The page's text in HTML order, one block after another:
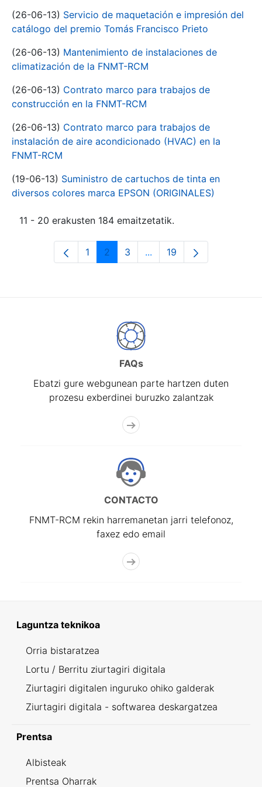
(26-06-13) Servicio de maquetación e impresión del
catálogo del premio Tomás Francisco Prieto
(26-06-13) Mantenimiento de instalaciones de
climatización de la FNMT-RCM
(26-06-13) Contrato marco para trabajos de
construcción en la FNMT-RCM
(26-06-13) Contrato marco para trabajos de
instalación de aire acondicionado (HVAC) en la
FNMT-RCM
(19-06-13) Suministro de cartuchos de tinta en
diversos colores marca EPSON (ORIGINALES)
11 - 20 erakusten 184 emaitzetatik.
Orrialdea
1 Orrialdea
2 Orrialdea
3 ...Intermediate Pages Use
Orrialdea
19
FAQs
Ebatzi gure webgunean parte hartzen duten
prozesu exberdinei buruzko zalantzak
CONTACTO
FNMT-RCM rekin harremanetan jarri telefonoz,
faxez edo email
Laguntza teknikoa
Orria bistaratzea
Lortu / Berritu ziurtagiri digitala
Ziurtagiri digitalen inguruko ohiko galderak
Ziurtagiri digitala - softwarea deskargatzea
Prentsa
Albisteak
Prentsa Oharrak